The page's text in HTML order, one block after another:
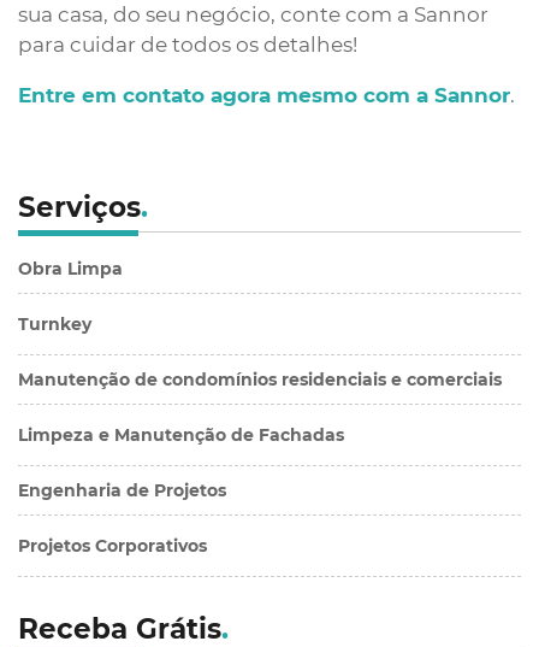
sua casa, do seu negócio, conte com a Sannor
para cuidar de todos os detalhes!
Entre em contato agora mesmo com a Sannor.
Serviços.
Obra Limpa
Turnkey
Manutenção de condomínios residenciais e comerciais
Limpeza e Manutenção de Fachadas
Engenharia de Projetos
Projetos Corporativos
Receba Grátis.